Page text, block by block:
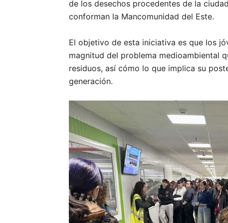
de los desechos procedentes de la
conforman la Mancomunidad del Este.
El objetivo de esta iniciativa es que los
magnitud del problema medioambiental
residuos, así cómo lo que implica su
generación.